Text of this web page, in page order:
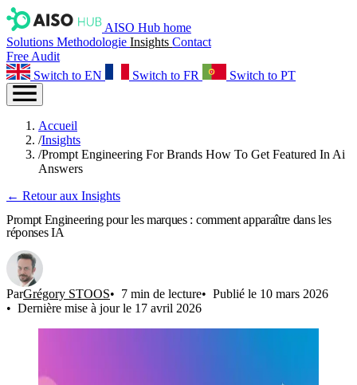
AISO Hub home
Solutions Methodologie Insights Contact
Free Audit
Switch to EN
Switch to FR Switch to PT
Accueil
/Insights
/Prompt Engineering For Brands How To Get Featured In Ai
Answers
← Retour aux Insights
Prompt Engineering pour les marques : comment apparaître dans les
réponses IA
ParGrégory STOOS 7 min de lecture
Publié le 10 mars 2026
Dernière mise à jour le 17 avril 2026